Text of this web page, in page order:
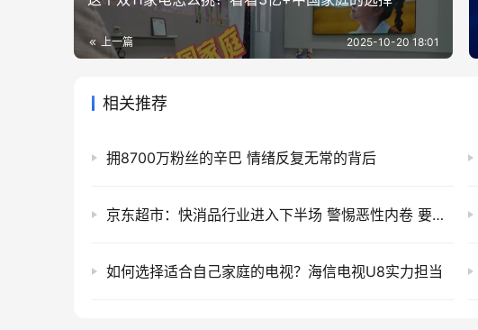
上一篇 2025-10-20 18:01
相关推荐
拥8700万粉丝的辛巴 情绪反复无常的背后
京东超市：快消品行业进入下半场 警惕恶性内卷 要从抓风口转向练内功
如何选择适合自己家庭的电视？海信电视U8实力担当